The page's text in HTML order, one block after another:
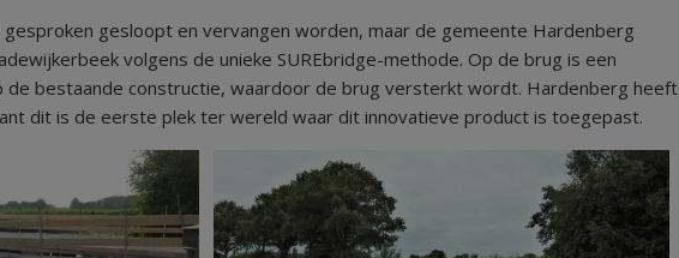
gesproken gesloopt en vervangen worden, maar de gemeente Hardenberg
volgens de unieke SUREbridge-methode. Op de brug is een
de bestaande constructie, waardoor de brug versterkt wordt. Hardenberg heeft
dit is de eerste plek ter wereld waar dit innovatieve product is toegepast.